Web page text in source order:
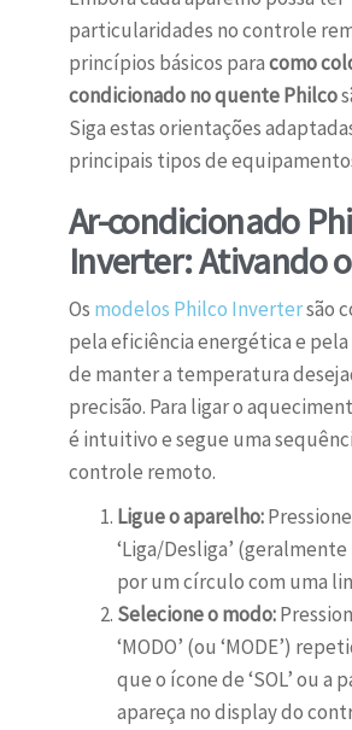
particularidades no controle
princípios básicos paracomo
condicionado no quente Philco
Siga estas orientações
principais tipos de
Ar-condicionado
Inverter: Ativando
Os modelos Philco Invertersão
pela eficiência energética e
de manter a temperatura
precisão. Para ligar o
é intuitivo e segue uma
controle remoto.
Ligue o aparelho:
‘Liga/Desliga’
por um círculo com uma
Selecione o modo:
‘MODO’ (ou ‘MODE’)
que o ícone de ‘SOL’ ou a
apareça no display do